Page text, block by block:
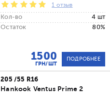
1 отзыв
Кол-во
4 шт
Остаток
80%
1500
ГРН/ШТ
ПОДРОБНЕЕ
205 /55 R16
Hankook Ventus Prime 2